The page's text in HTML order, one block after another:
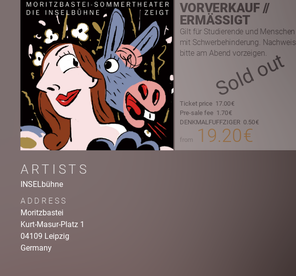
Sold out
VORVERKAUF //
ERMÄSSIGT
Gilt für Studierende und Menschen
mit Schwerbehinderung. Nachweis
bitte am Abend vorzeigen.
Ticket price 17.00 €
Pre-sale fee 1.70 €
DENKMALFUFFZIGER 0.50 €
from 19.20 €
ARTISTS
INSELbühne
ADDRESS
Moritzbastei
Kurt-Masur-Platz 1
04109 Leipzig
Germany